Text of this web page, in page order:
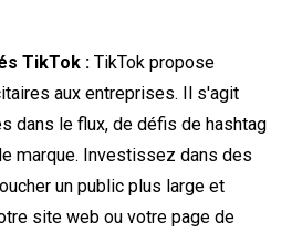
TikTok : TikTok propose
aux entreprises. Il s'agit
dans le flux, de défis de hashtag
marque. Investissez dans des
un public plus large et
site web ou votre page de